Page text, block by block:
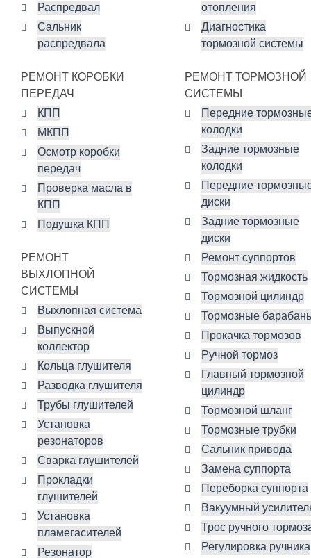
Распредвал
Сальник
распредвала
РЕМОНТ КОРОБКИ
ПЕРЕДАЧ
КПП
МКПП
Осмотр коробки
передач
Проверка масла в
КПП
Подушка КПП
РЕМОНТ
ВЫХЛОПНОЙ
СИСТЕМЫ
Выхлопная система
Выпускной
коллектор
Кольца глушителя
Разводка глушителя
Трубы глушителей
Установка
резонаторов
Сварка глушителей
Прокладки
глушителей
Установка
пламегасителей
Резонатор
отопления
Диагностика
тормозной системы
РЕМОНТ ТОРМОЗНОЙ
СИСТЕМЫ
Передние
колодки
Задние тормозные
колодки
Передние
диски
Задние тормозные
диски
Ремонт суппортов
Тормозная жидкость
Тормозной цилиндр
Тормозные
Прокачка тормозов
Ручной тормоз
Главный тормозной
цилиндр
Тормозной шланг
Тормозные трубки
Сальник привода
Замена суппорта
Переборка суппорта
Вакуумный
Трос ручного
Регулировка ручника